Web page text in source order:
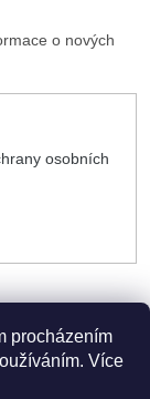
procházením
Více
o nových
osobních